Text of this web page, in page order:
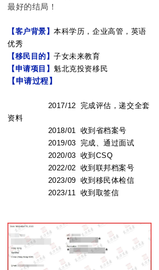
最好的结局！
【客户背景】本科学历，企业高管，英语
优秀
【移民目的】子女未来教育
【申请项目】 魁北克投资移民
【申请过程】
2017/12 完成评估，递交全套
资料
2018/01 收到省档案号
2019/03 完成、通过面试
2020/03 收到CSQ
2022/02 收到联邦档案号
2023/09 收到移民体检信
2023/11 收到取签信